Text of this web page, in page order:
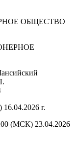
ОБЩЕСТВО
г.
(МСК) 23.04.2026